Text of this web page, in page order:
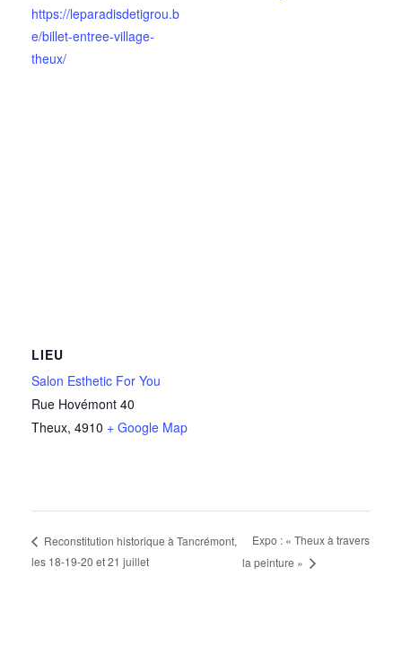
https://leparadisdetigrou.b
e/billet-entree-village-
theux/
LIEU
Salon Esthetic For You
Rue Hovémont 40
Theux, 4910 + Google Map
Reconstitution historique à Tancrémont,
les 18-19-20 et 21 juillet
Expo : « Theux à travers
la peinture »